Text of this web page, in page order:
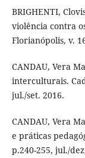
BRIGHENTI,
violência contra
Florianópolis, v.
CANDAU, Vera
interculturais.
jul./set. 2016.
CANDAU, Vera
e práticas
p.240-255, jul./